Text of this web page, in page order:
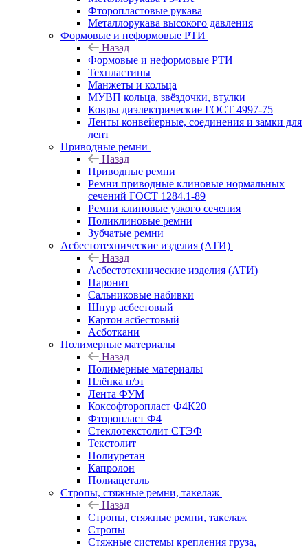
Фторопластовые рукава
Металлорукава высокого давления
Формовые и неформовые РТИ
Назад
Формовые и неформовые РТИ
Техпластины
Манжеты и кольца
МУВП кольца, звёздочки, втулки
Ковры диэлектрические ГОСТ 4997-75
Ленты конвейерные, соединения и замки для
лент
Приводные ремни
Назад
Приводные ремни
Ремни приводные клиновые нормальных
сечений ГОСТ 1284.1-89
Ремни клиновые узкого сечения
Поликлиновые ремни
Зубчатые ремни
Асбестотехнические изделия (АТИ)
Назад
Асбестотехнические изделия (АТИ)
Паронит
Сальниковые набивки
Шнур асбестовый
Картон асбестовый
Асботкани
Полимерные материалы
Назад
Полимерные материалы
Плёнка п/эт
Лента ФУМ
Коксофторопласт Ф4К20
Фторопласт Ф4
Стеклотекстолит СТЭФ
Текстолит
Полиуретан
Капролон
Полиацеталь
Стропы, стяжные ремни, такелаж
Назад
Стропы, стяжные ремни, такелаж
Стропы
Стяжные системы крепления груза,